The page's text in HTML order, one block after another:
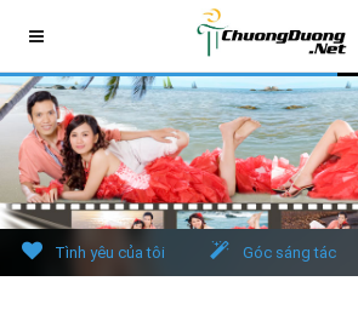
Tình yêu của tôi Góc sáng tác